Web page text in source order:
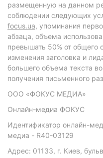
размещенную на данном
соблюдении следующих
focus.ua, упоминания
абзаца, объема
превышать 50% от общего
изменения заголовка и
большего объема текста
получения письменного
ООО «ФОКУС МЕДИА»
Онлайн-медиа ФОКУС
Идентификатор онлайн-
медиа - R40-03129
Адрес: 01133, г. Киев,